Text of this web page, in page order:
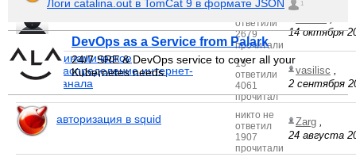
2
ответили
2679
прочитали
14 октября
Динамическое
распределение интернет-
канала
13
ответили
4061
прочитал
vasilisc ,
2 сентября
авторизация в squid
никто не
ответил
1907
прочитали
Zarg ,
24 августа
Логи catalina.out в TomCat 9 в формате JSON 1
DevOps as a Service from Palark
24/7 SRE & DevOps service to cover all your
Kubernetes needs.